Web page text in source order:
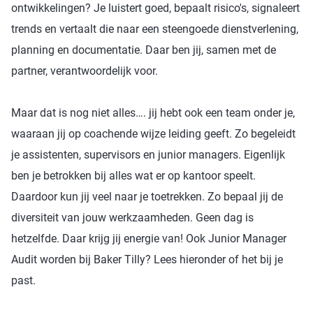
ontwikkelingen? Je luistert goed, bepaalt risico's, signaleert
trends en vertaalt die naar een steengoede dienstverlening,
planning en documentatie. Daar ben jij, samen met de
partner, verantwoordelijk voor.
Maar dat is nog niet alles…. jij hebt ook een team onder je,
waaraan jij op coachende wijze leiding geeft. Zo begeleidt
je assistenten, supervisors en junior managers. Eigenlijk
ben je betrokken bij alles wat er op kantoor speelt.
Daardoor kun jij veel naar je toetrekken. Zo bepaal jij de
diversiteit van jouw werkzaamheden. Geen dag is
hetzelfde. Daar krijg jij energie van! Ook Junior Manager
Audit worden bij Baker Tilly? Lees hieronder of het bij je
past.